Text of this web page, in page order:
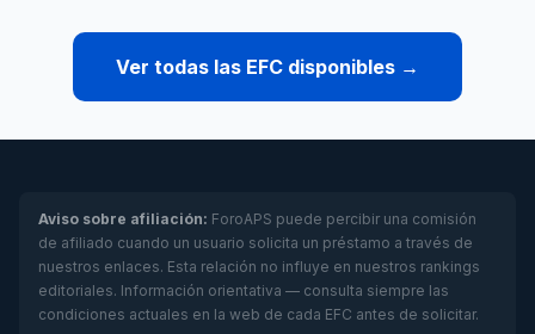
Ver todas las EFC disponibles →
Aviso sobre afiliación: ForoAPS puede percibir una comisión
de afiliado cuando un usuario solicita un préstamo a través de
nuestros enlaces. Esta relación no influye en nuestros rankings
editoriales. Información orientativa — consulta siempre las
condiciones actuales en la web de cada EFC antes de solicitar.